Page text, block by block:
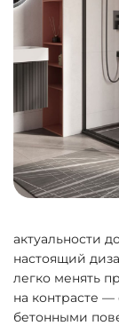
актуальности
настоящий
легко менять
на контрасте
бетонными